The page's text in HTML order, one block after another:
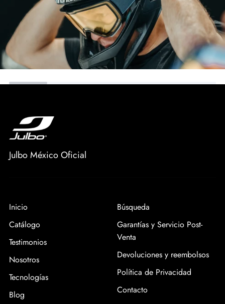
Julbo México Oficial
Inicio
Catálogo
Testimonios
Nosotros
Tecnologías
Blog
Búsqueda
Garantías y Servicio Post-
Venta
Devoluciones y reembolsos
Política de Privacidad
Contacto